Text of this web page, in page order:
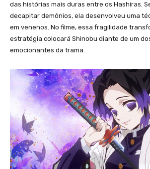
das histórias mais duras entre os Hashiras.
decapitar demônios, ela desenvolveu uma
em venenos. No filme, essa fragilidade
estratégia colocará Shinobu diante de um
emocionantes da trama.